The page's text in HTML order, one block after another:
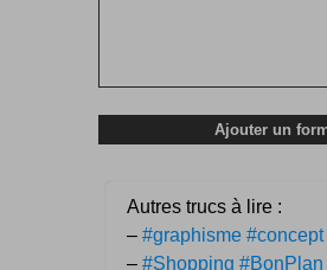
Autres trucs à lire :
– #graphisme #concept
– #Shopping #BonPlan